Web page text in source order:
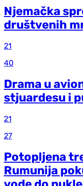
Njemačka
društvenih
21
40
Drama u
stjuardesu i
21
27
Potopljena
Rumunija